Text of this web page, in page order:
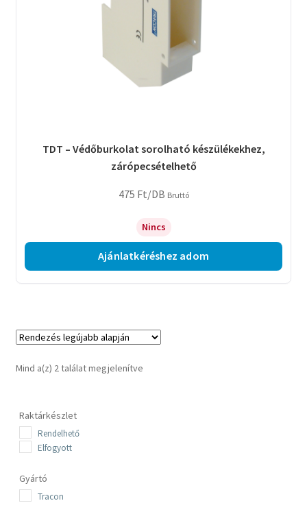
TDT – Védőburkolat sorolható készülékekhez,
zárópecsételhető
475 Ft/DB Bruttó
Nincs
Ajánlatkéréshez adom
Mind a(z) 2 találat megjelenítveSorted
Raktárkészlet
Rendelhető
Elfogyott
Gyártó
Tracon